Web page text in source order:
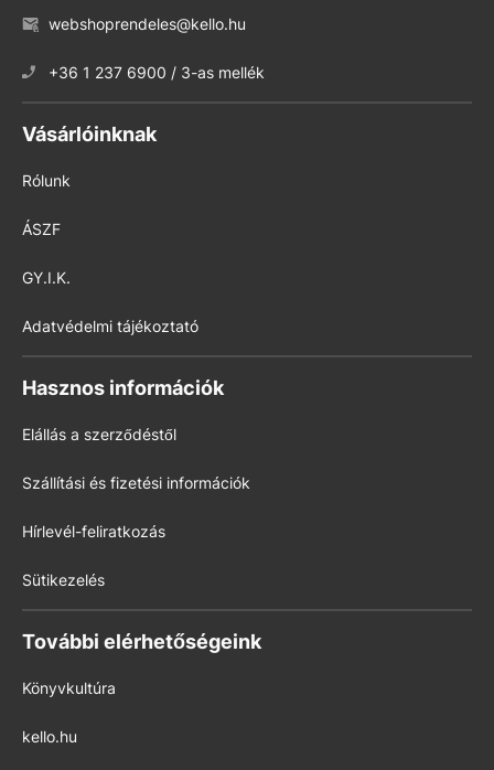
webshoprendeles@kello.hu
+36 1 237 6900 / 3-as mellék
Vásárlóinknak
Rólunk
ÁSZF
GY.I.K.
Adatvédelmi tájékoztató
Hasznos információk
Elállás a szerződéstől
Szállítási és fizetési információk
Hírlevél-feliratkozás
Sütikezelés
További elérhetőségeink
Könyvkultúra
kello.hu